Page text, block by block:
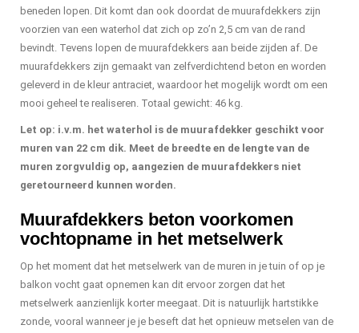
beneden lopen. Dit komt dan ook doordat de muurafdekkers zijn
voorzien van een waterhol dat zich op zo’n 2,5 cm van de rand
bevindt. Tevens lopen de muurafdekkers aan beide zijden af. De
muurafdekkers zijn gemaakt van zelfverdichtend beton en worden
geleverd in de kleur antraciet, waardoor het mogelijk wordt om een
mooi geheel te realiseren. Totaal gewicht: 46 kg.
Let op: i.v.m. het waterhol is de muurafdekker geschikt voor
muren van 22 cm dik. Meet de breedte en de lengte van de
muren zorgvuldig op, aangezien de muurafdekkers niet
geretourneerd kunnen worden.
Muurafdekkers beton voorkomen
vochtopname in het metselwerk
Op het moment dat het metselwerk van de muren in je tuin of op je
balkon vocht gaat opnemen kan dit ervoor zorgen dat het
metselwerk aanzienlijk korter meegaat. Dit is natuurlijk hartstikke
zonde, vooral wanneer je je beseft dat het opnieuw metselen van de